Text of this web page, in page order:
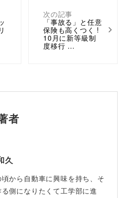
次の記事
「事故る」と任意
保険も高くつく !
10月に新等級制
度移行 …
者
久
から自動車に興味を持ち、そ
側になりたくて工学部に進